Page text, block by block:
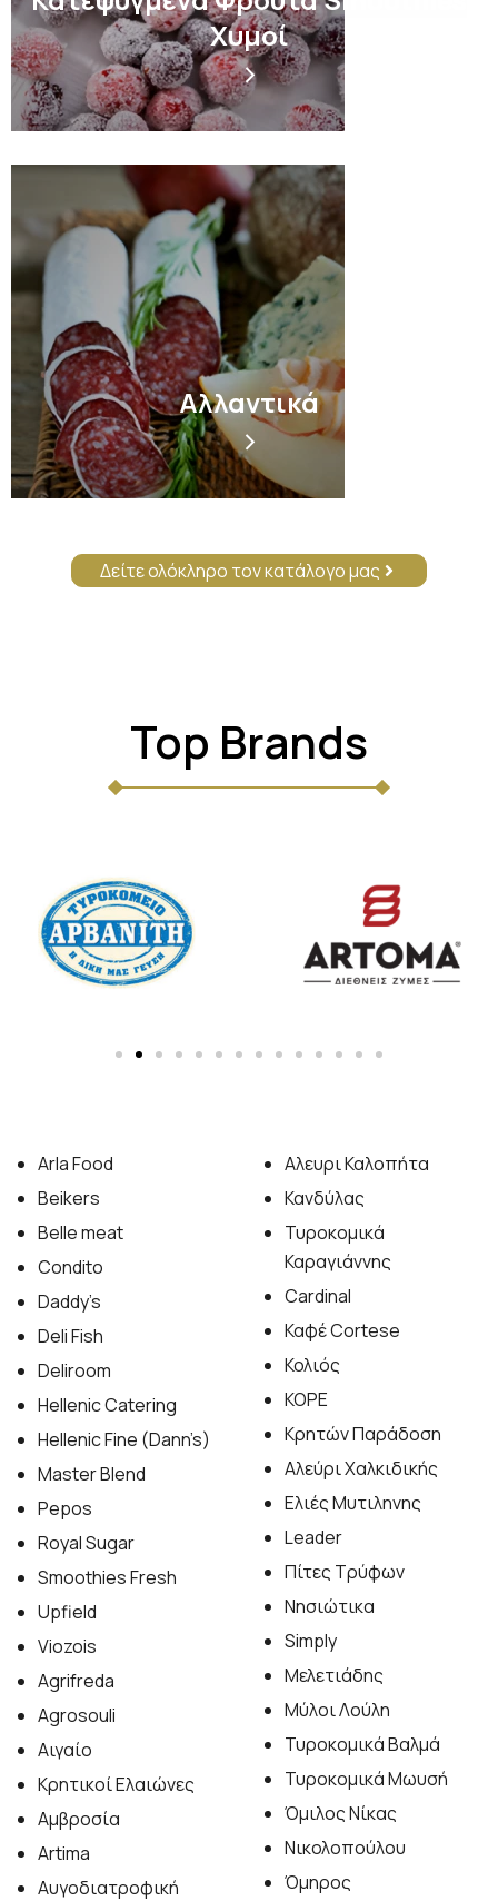
Χυμοί
Αλλαντικά
Δείτε ολόκληρο τον κατάλογο μας
Top Brands
Arla Food
Beikers
Belle meat
Condito
Daddy’s
Deli Fish
Deliroom
Hellenic Catering
Hellenic Fine (Dann’s)
Master Blend
Pepos
Royal Sugar
Smoothies Fresh
Upfield
Viozois
Agrifreda
Agrosouli
Αιγαίο
Κρητικοί Ελαιώνες
Αμβροσία
Artima
Αυγοδιατροφική
Αλευρι Καλοπήτα
Κανδύλας
Τυροκομικά
Καραγιάννης
Cardinal
Καφέ Cortese
Κολιός
ΚΟΡΕ
Κρητών Παράδοση
Αλεύρι Χαλκιδικής
Ελιές Μυτιληνης
Leader
Πίτες Τρύφων
Νησιώτικα
Simply
Μελετιάδης
Μύλοι Λούλη
Τυροκομικά Βαλμά
Τυροκομικά Μωυσή
Όμιλος Νίκας
Νικολοπούλου
Όμηρος